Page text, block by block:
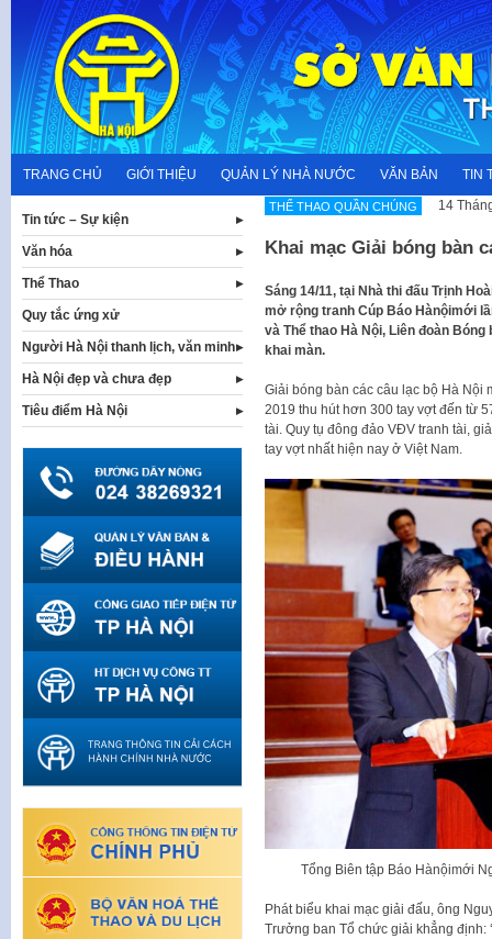
content
TRANG CHỦ GIỚI THIỆU QUẢN LÝ NHÀ NƯỚC VĂN BẢN TIN
THỂ THAO QUẦN CHÚNG 14
Khai mạc Giải bóng bàn
Sáng 14/11, tại Nhà thi đấu Trịnh
mở rộng tranh Cúp Báo Hànộimới
và Thể thao Hà Nội, Liên đoàn
khai màn.
Giải bóng bàn các câu lạc bộ Hà Nội
2019 thu hút hơn 300 tay vợt đến từ
tài. Quy tụ đông đảo VĐV tranh tài,
tay vợt nhất hiện nay ở Việt Nam.
Tổng Biên tập Báo Hànộimới
Phát biểu khai mạc giải đấu, ông
Trưởng ban Tổ chức giải khẳng định:
Tin tức – Sự kiện
Văn hóa
Thể Thao
Quy tắc ứng xử
Người Hà Nội thanh lịch, văn minh
Hà Nội đẹp và chưa đẹp
Tiêu điểm Hà Nội